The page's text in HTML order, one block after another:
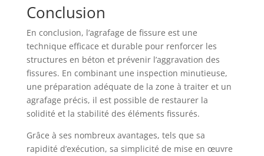
Conclusion
En conclusion, l’agrafage de fissure est une
technique efficace et durable pour renforcer les
structures en béton et prévenir l’aggravation des
fissures. En combinant une inspection minutieuse,
une préparation adéquate de la zone à traiter et un
agrafage précis, il est possible de restaurer la
solidité et la stabilité des éléments fissurés.
Grâce à ses nombreux avantages, tels que sa
rapidité d’exécution, sa simplicité de mise en œuvre